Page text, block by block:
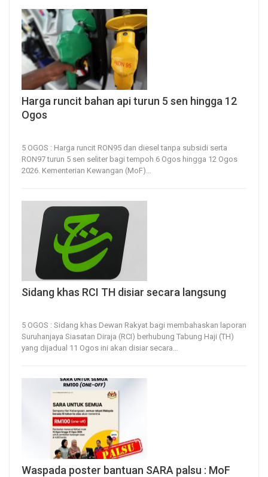
Harga runcit bahan api turun 5 sen hingga 12
Ogos
5 OGOS : Harga runcit RON95 dan diesel tanpa subsidi serta
RON97 turun 5 sen seliter bagi tempoh 6 Ogos hingga 12 Ogos
2026. Kementerian Kewangan (MoF)
Sidang khas RCI TH disiar secara langsung
5 OGOS : Sidang khas Dewan Rakyat bagi membahaskan laporan
Suruhanjaya Siasatan Diraja (RCI) berhubung Tabung Haji (TH)
yang dijadual 11 Ogos ini akan disiar secara…
Waspada poster bantuan SARA palsu : MoF